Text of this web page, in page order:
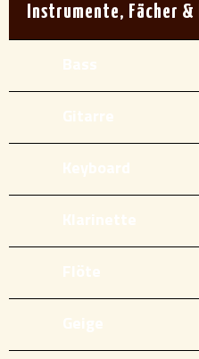
Instrumente, Fächer &